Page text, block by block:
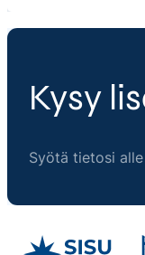
Kysy
Syötä tietosi